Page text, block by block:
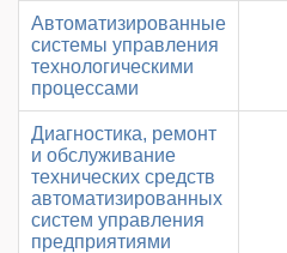
Автоматизированные
системы управления
технологическими
процессами
Диагностика, ремонт
и обслуживание
технических средств
автоматизированных
систем управления
предприятиями